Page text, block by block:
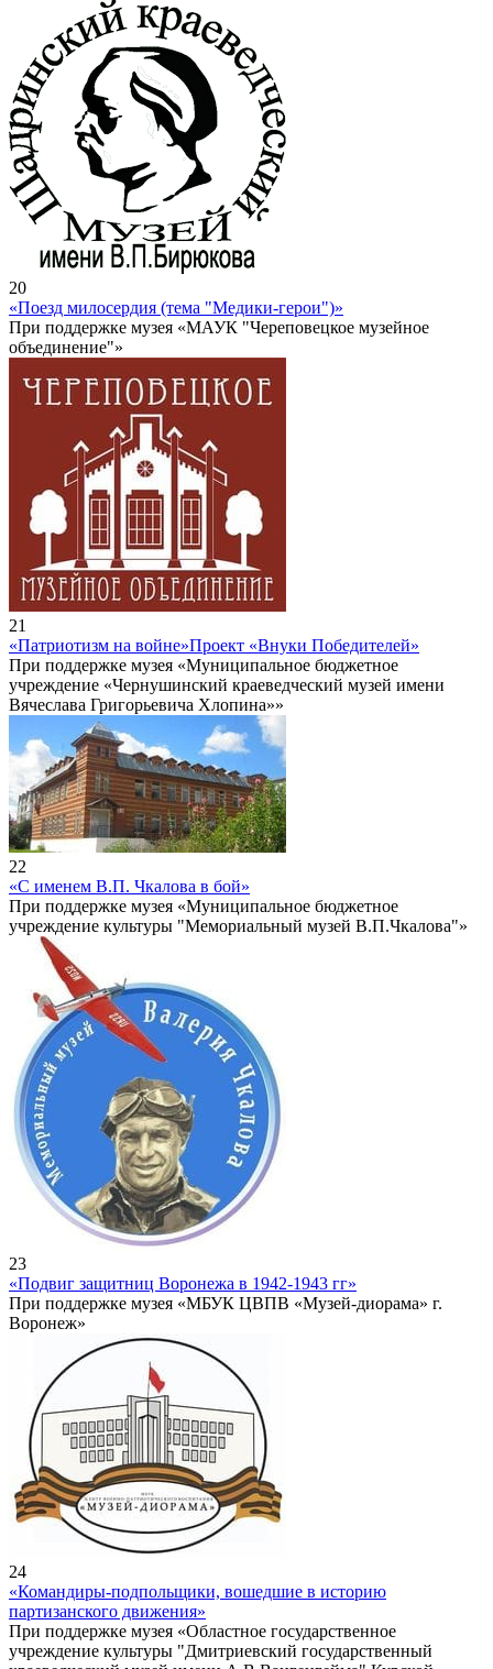
20
«Поезд милосердия (тема "Медики-герои")»
При поддержке музея «МАУК "Череповецкое музейное
объединение"»
21
«Патриотизм на войне»Проект «Внуки Победителей»
При поддержке музея «Муниципальное бюджетное
учреждение «Чернушинский краеведческий музей имени
Вячеслава Григорьевича Хлопина»»
22
«С именем В.П. Чкалова в бой»
При поддержке музея «Муниципальное бюджетное
учреждение культуры "Мемориальный музей В.П.Чкалова"»
23
«Подвиг защитниц Воронежа в 1942-1943 гг»
При поддержке музея «МБУК ЦВПВ «Музей-диорама» г.
Воронеж»
24
«Командиры-подпольщики, вошедшие в историю
партизанского движения»
При поддержке музея «Областное государственное
учреждение культуры "Дмитриевский государственный